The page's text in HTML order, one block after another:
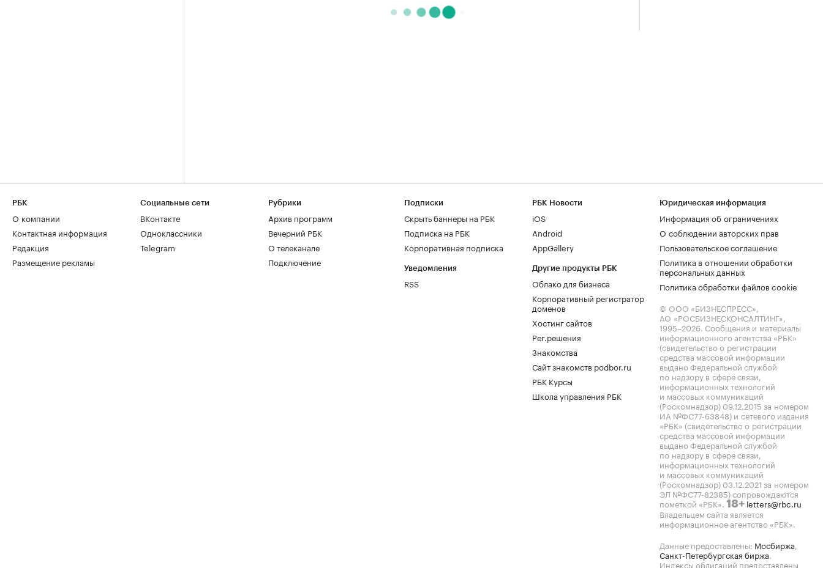
РБК
О компании
Контактная информация
Редакция
Размещение рекламы
Социальные сети
ВКонтакте
Одноклассники
Telegram
Рубрики
Архив программ
Вечерний РБК
О телеканале
Подключение
Подписки
Скрыть баннеры на РБК
Подписка на РБК
Корпоративная подписка
Уведомления
RSS
РБК Новости
iOS
Android
AppGallery
Другие продукты РБК
Облако для бизнеса
Корпоративный регистратор
доменов
Хостинг сайтов
Рег.решения
Знакомства
Сайт знакомств podbor.ru
РБК Курсы
Школа управления РБК
Юридическая информация
Информация об ограничениях
О соблюдении авторских прав
Пользовательское соглашение
Политика в отношении обработки
персональных данных
Политика обработки файлов cookie
© ООО «БИЗНЕСПРЕСС»,
АО «РОСБИЗНЕСКОНСАЛТИНГ»,
1995–2026. Сообщения и материалы
информационного агентства «РБК»
(свидетельство о регистрации
средства массовой информации
выдано Федеральной службой
по надзору в сфере связи,
информационных технологий
и массовых коммуникаций
(Роскомнадзор) 09.12.2015 за номером
ИА №ФС77-63848) и сетевого издания
«РБК» (свидетельство о регистрации
средства массовой информации
выдано Федеральной службой
по надзору в сфере связи,
информационных технологий
и массовых коммуникаций
(Роскомнадзор) 03.12.2021 за номером
ЭЛ №ФС77-82385) сопровождаются
пометкой «РБК». 18+ letters@rbc.ru
Владельцем сайта является
информационное агентство «РБК».
Данные предоставлены: Мосбиржа,
Санкт-Петербургская биржа.
Индексы облигаций предоставлены